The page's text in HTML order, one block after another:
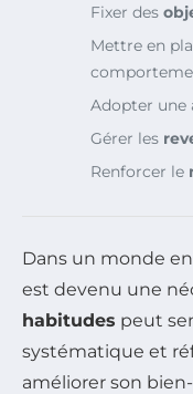
Fixer des
Mettre en
Adopter une
Gérer les
Renforcer le
Dans un monde
est devenu une
habitudes peut
systématique et
améliorer son